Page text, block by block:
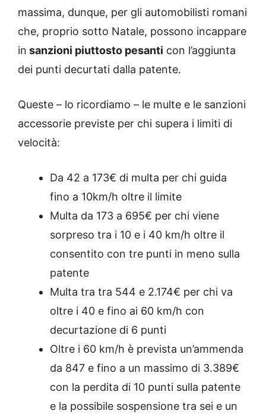
massima, dunque, per gli automobilisti romani
che, proprio sotto Natale, possono incappare
in sanzioni piuttosto pesanti con l’aggiunta
dei punti decurtati dalla patente.
Queste – lo ricordiamo – le multe e le sanzioni
accessorie previste per chi supera i limiti di
velocità:
Da 42 a 173€ di multa per chi guida
fino a 10km/h oltre il limite
Multa da 173 a 695€ per chi viene
sorpreso tra i 10 e i 40 km/h oltre il
consentito con tre punti in meno sulla
patente
Multa tra tra 544 e 2.174€ per chi va
oltre i 40 e fino ai 60 km/h con
decurtazione di 6 punti
Oltre i 60 km/h è prevista un’ammenda
da 847 e fino a un massimo di 3.389€
con la perdita di 10 punti sulla patente
e la possibile sospensione tra sei e un